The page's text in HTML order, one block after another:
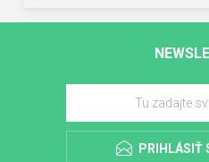
PRIHLÁSIŤ